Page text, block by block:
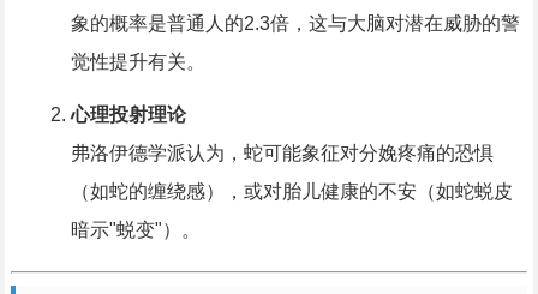
象的概率是普通人的2.3倍，这与大脑对潜在威胁的警
觉性提升有关。
心理投射理论
弗洛伊德学派认为，蛇可能象征对分娩疼痛的恐惧
（如蛇的缠绕感），或对胎儿健康的不安（如蛇蜕皮
暗示"蜕变"）。